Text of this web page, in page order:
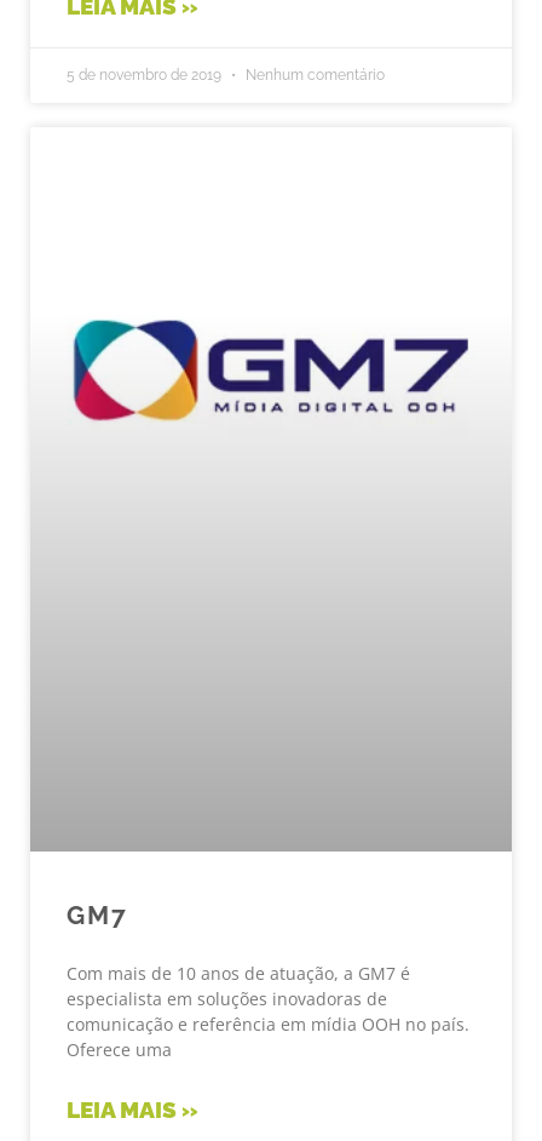
LEIA MAIS »
5 de novembro de 2019 Nenhum comentário
GM7
Com mais de 10 anos de atuação, a GM7 é
especialista em soluções inovadoras de
comunicação e referência em mídia OOH no país.
Oferece uma
LEIA MAIS »